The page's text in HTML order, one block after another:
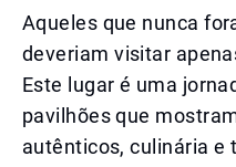
Aqueles que nunca
deveriam visitar
Este lugar é uma
pavilhões que
autênticos, culinária e